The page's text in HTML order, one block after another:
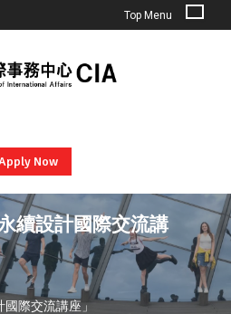
Top Menu
Now
續設計國際交流講
際交流講座」